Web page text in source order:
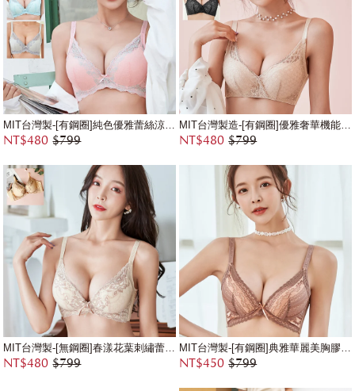
NT$480 $799 NT$480 $799
NT$480 $799 NT$450 $799